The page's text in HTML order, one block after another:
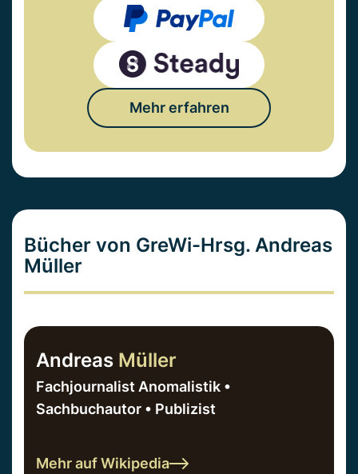
Mehr erfahren
Bücher von GreWi-Hrsg. Andreas
Müller
Andreas Müller
Fachjournalist Anomalistik •
Sachbuchautor • Publizist
Mehr auf Wikipedia